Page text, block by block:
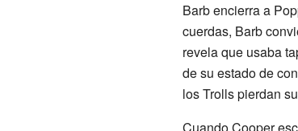
Barb encierra a
cuerdas, Barb
revela que usaba
de su estado de
los Trolls pierdan